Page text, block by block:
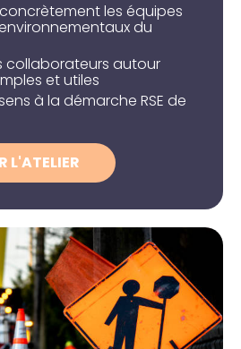
concrètement les équipes
du
collaborateurs autour
et utiles
à la démarche RSE de
L'ATELIER